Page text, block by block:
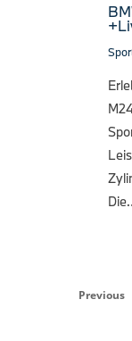
Previous